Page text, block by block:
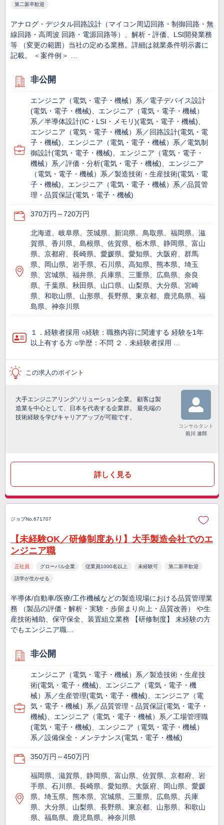
第二新卒歓迎
アナログ・デジタル回路設計（マイコン周辺回路・制御回路・無
線回路・高周波 回路・電源回路等）、解析・評価、LSI開発業務
等 （変更の範囲）当社の定める業務。詳細は就業条件明示書に
記載。 ＜案件例＞ …
非公開
エンジニア（電気・電子・機械）系／電子デバイス設計
(電気・電子・機械)、エンジニア（電気・電子・機械）
系／半導体設計(IC・LSI・メモリ)(電気・電子・機械)、
エンジニア（電気・電子・機械）系／回路設計(電気・電
子・機械)、エンジニア（電気・電子・機械）系／電気制
御設計(電気・電子・機械)、エンジニア（電気・電子・
機械）系／評価・分析(電気・電子・機械)、エンジニア
（電気・電子・機械）系／製造技術・生産技術(電気・電
子・機械)、エンジニア（電気・電子・機械）系／品質管
理・品質保証(電気・電子・機械)
370万円～720万円
北海道、岐阜県、茨城県、新潟県、鳥取県、福岡県、滋
賀県、香川県、島根県、佐賀県、栃木県、静岡県、富山
県、京都府、長崎県、愛媛県、愛知県、大阪府、群馬
県、岡山県、岩手県、石川県、高知県、熊本県、埼玉
県、宮城県、福井県、兵庫県、三重県、広島県、奈良
県、千葉県、秋田県、山口県、山梨県、大分県、宮崎
県、和歌山県、山形県、長野県、東京都、鹿児島県、福
島県、神奈川県
１．経験者採用 ○経験：職務内容に関連する 経験を1年
以上有する方 ○学歴：不問 ２．未経験者採用 …
この求人のポイント
大手エンジニアリングソリューション企業。 顧客は製
造業を中心として、日本を代表する企業群。 最先端の
技術経験を学びキャリアアップが可能です。
コンサルタント
前川 達郎
詳しく見る
ジョブNo.671707
【未経験OK／研修制度あり】大手製造会社でのエ
ンジニア職
正社員 グローバル企業 従業員1000名以上 未経験可 第二新卒歓迎
語学が生かせる
半導体/自動車/医療/工作機械などの製造現場における品質管理業
務 （製品の評価・解析・実験・歩留まり向上・品質改善） や生
産技術補助、保守保全、装置組立業務 【研修制度】 未経験の方
でもエンジニア職…
非公開
エンジニア（電気・電子・機械）系／製造技術・生産技
術(電気・電子・機械)、エンジニア（電気・電子・機
械）系／生産管理(電気・電子・機械)、エンジニア（電
気・電子・機械）系／品質管理・品質保証(電気・電子・
機械)、エンジニア（電気・電子・機械）系／工場管理職
(電気・電子・機械)、エンジニア（電気・電子・機械）
系／設備保全・メンテナンス(電気・電子・機械)
350万円～450万円
福岡県、滋賀県、静岡県、富山県、佐賀県、京都府、岩
手県、石川県、長崎県、愛知県、大阪府、岡山県、愛媛
県、埼玉県、熊本県、宮城県、三重県、広島県、兵庫
県、大分県、山梨県、長野県、東京都、山形県、和歌山
県、福島県、鹿児島県、神奈川県